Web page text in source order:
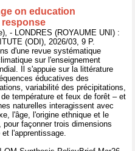
on education
- LONDRES (ROYAUME UNI) :
(ODI), 2026/03, 9 P.
d'une revue systématique
sur l'enseignement
Il s'appuie sur la littérature
éducatives des
variabilité des précipitations,
température et feux de forêt – et
naturelles interagissent avec
l'âge, l'origine ethnique et le
façonner trois dimensions
l'apprentissage.